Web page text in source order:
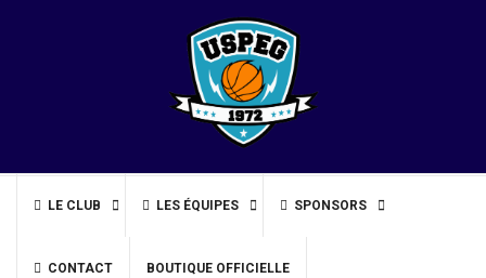
LE CLUB LES ÉQUIPES SPONSORS
CONTACT BOUTIQUE OFFICIELLE